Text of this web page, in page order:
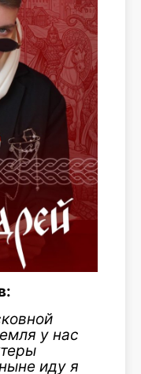
у нас
иду я